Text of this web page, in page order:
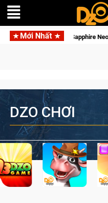
Mới Nhất
DZO CHƠI